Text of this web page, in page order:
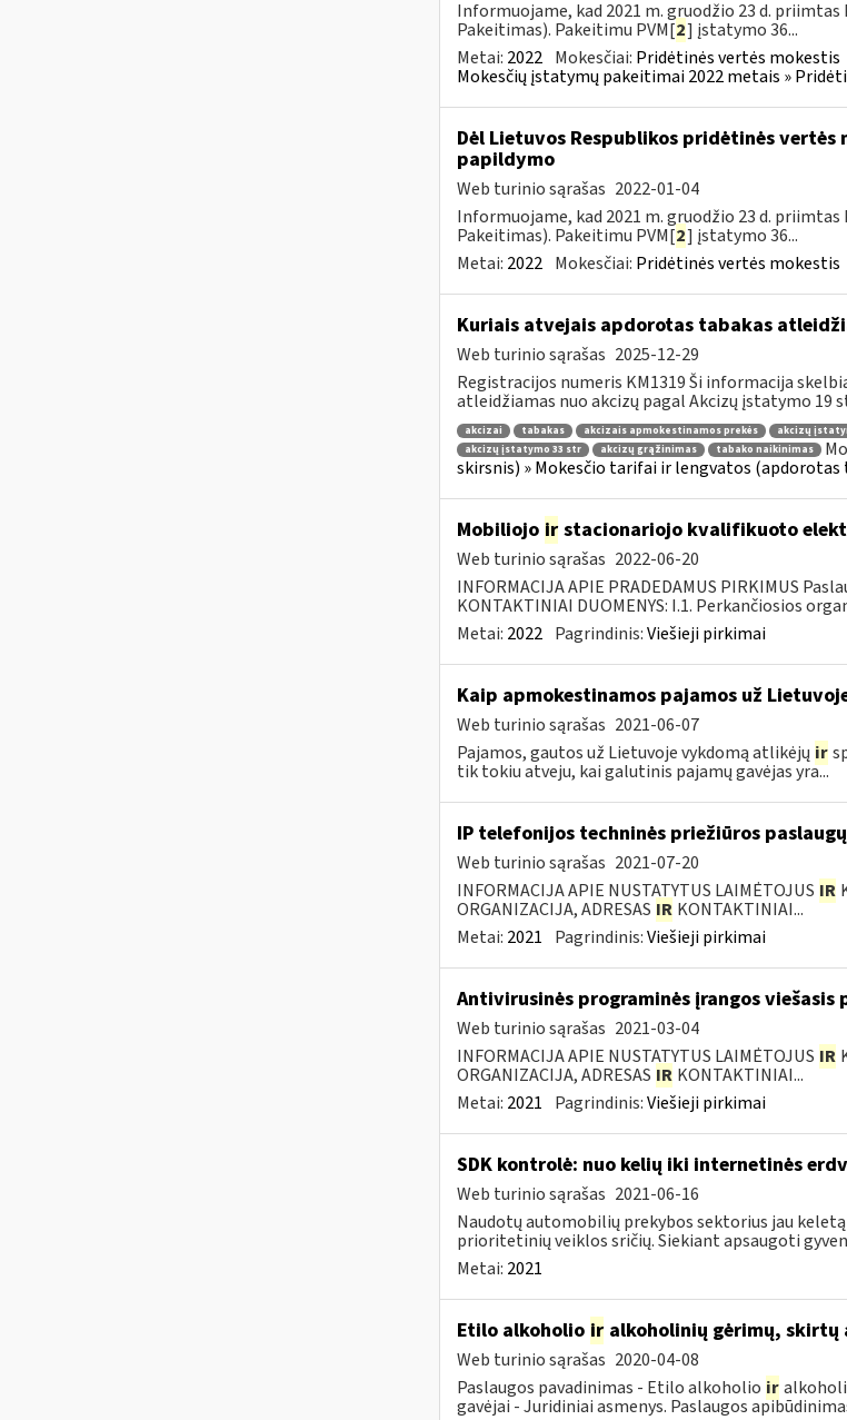
Informuojame, kad 2021 m. gruodžio 23 d.
Pakeitimas). Pakeitimu PVM[2] įstatymo 36...
Metai: 2022 Mokesčiai: Pridėtinės vertės mokestis
Mokesčių įstatymų pakeitimai 2022 metais »
Dėl Lietuvos Respublikos pridėtinės vertės
papildymo
Web turinio sąrašas 2022-01-04
Informuojame, kad 2021 m. gruodžio 23 d.
Pakeitimas). Pakeitimu PVM[2] įstatymo 36...
Metai: 2022 Mokesčiai: Pridėtinės vertės mokestis
Kuriais atvejais apdorotas tabakas
Web turinio sąrašas 2025-12-29
Registracijos numeris KM1319 Ši informacija
atleidžiamas nuo akcizų pagal Akcizų įstatymo 19
akcizai tabakas akcizais apmokestinamos prekės akcizų
akcizų įstatymo 33 str
akcizų grąžinimas tabako naikinimas
skirsnis) » Mokesčio tarifai ir lengvatos (apdorotas
Mobiliojo irstacionariojo kvalifikuoto
Web turinio sąrašas 2022-06-20
INFORMACIJA APIE PRADEDAMUS PIRKIMUS
KONTAKTINIAI DUOMENYS: I.1. Perkančiosios
Metai: 2022 Pagrindinis:Viešieji pirkimai
Kaip apmokestinamos pajamos už
Web turinio sąrašas 2021-06-07
Pajamos, gautos už Lietuvoje vykdomą atlikėjų ir
tik tokiu atveju, kai galutinis pajamų gavėjas yra...
IP telefonijos techninės priežiūros
Web turinio sąrašas 2021-07-20
INFORMACIJA APIE NUSTATYTUS LAIMĖTOJUS IR
ORGANIZACIJA, ADRESAS IR KONTAKTINIAI...
Metai: 2021 Pagrindinis:Viešieji pirkimai
Antivirusinės programinės įrangos viešasis
Web turinio sąrašas 2021-03-04
INFORMACIJA APIE NUSTATYTUS LAIMĖTOJUS IR
ORGANIZACIJA, ADRESAS IR KONTAKTINIAI...
Metai: 2021 Pagrindinis:Viešieji pirkimai
SDK kontrolė: nuo kelių iki internetinės
Web turinio sąrašas 2021-06-16
Naudotų automobilių prekybos sektorius jau
prioritetinių veiklos sričių. Siekiant apsaugoti
Metai: 2021
Etilo alkoholio iralkoholinių gėrimų, skirtų
Web turinio sąrašas 2020-04-08
Paslaugos pavadinimas - Etilo alkoholio ir
gavėjai - Juridiniai asmenys. Paslaugos